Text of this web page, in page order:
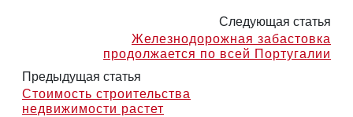
Следующая статья
Железнодорожная забастовка
продолжается по всей Португалии
Предыдущая статья
Стоимость строительства
недвижимости растет